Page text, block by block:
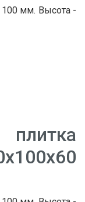
мм. Высота -